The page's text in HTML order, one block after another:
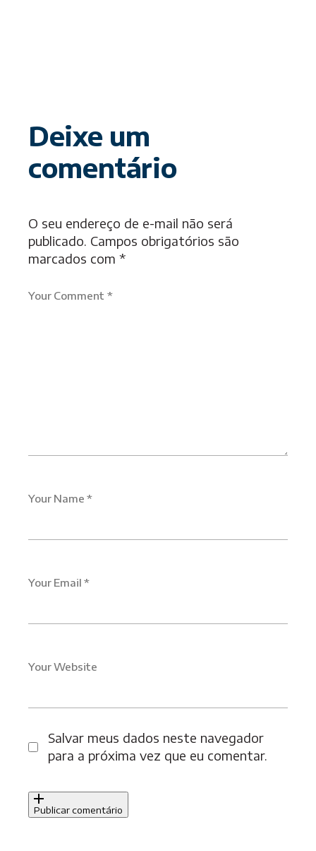
Deixe um
comentário
O seu endereço de e-mail não será
publicado. Campos obrigatórios são
marcados com *
Your Comment *
Your Name *
Your Email *
Your Website
Salvar meus dados neste navegador
para a próxima vez que eu comentar.
Publicar comentário